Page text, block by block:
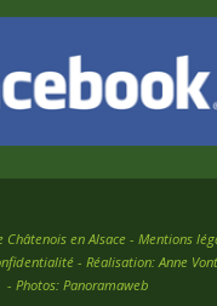
Châtenois en Alsace - Mentions
- Réalisation: Anne
- Photos: Panoramaweb